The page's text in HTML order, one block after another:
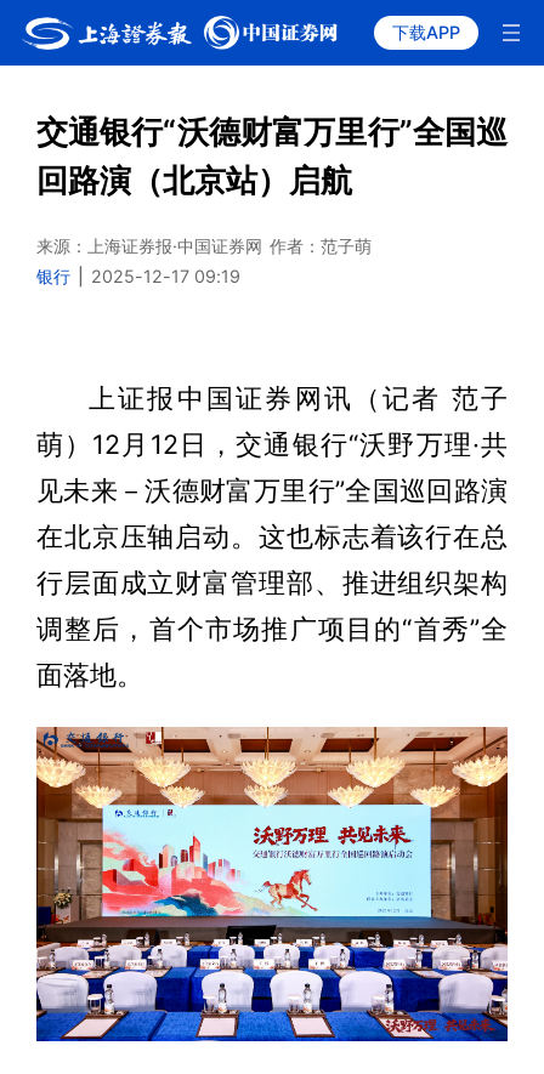
下载APP
交通银行“沃德财富万里行”全国巡
回路演（北京站）启航
来源：上海证券报·中国证券网 作者：范子萌
银行
2025-12-17 09:19
上证报中国证券网讯（记者 范子
萌）12月12日，交通银行“沃野万理·共
见未来－沃德财富万里行”全国巡回路演
在北京压轴启动。这也标志着该行在总
行层面成立财富管理部、推进组织架构
调整后，首个市场推广项目的“首秀”全
面落地。